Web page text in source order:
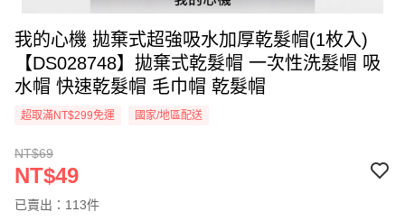
我的心機 拋棄式超強吸水加厚乾髮帽(1枚入)
【DS028748】拋棄式乾髮帽 一次性洗髮帽 吸
水帽 快速乾髮帽 毛巾帽 乾髮帽
超取滿NT$299免運 國家/地區配送
NT$69
NT$49
已賣出：113件